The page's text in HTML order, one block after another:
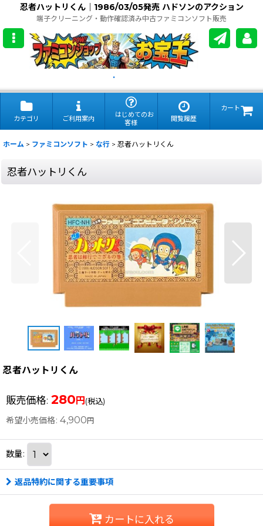
忍者ハットリくん｜1986/03/05発売 ハドソンのアクション
端子クリーニング・動作確認済み中古ファミコンソフト販売
.
カテゴリ ご利用案内
はじめてのお
客様
閲覧履歴
カート
ホーム > ファミコンソフト > な行 > 忍者ハットリくん
忍者ハットリくん
忍者ハットリくん
販売価格: 280 円 (税込)
希望小売価格: 4,900 円
数量:
返品特約に関する重要事項
カートに入れる